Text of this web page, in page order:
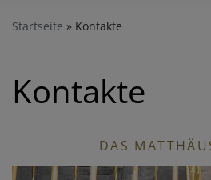
Startseite Kontakte
Kontakte
DAS